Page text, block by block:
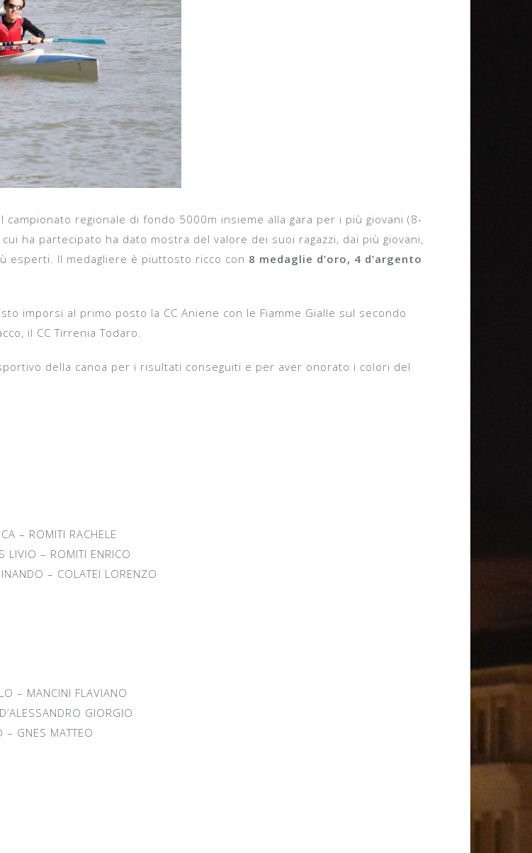
regionale di fondo 5000m insieme alla gara per i più giovani (8-
ha partecipato ha dato mostra del valore dei suoi ragazzi, dai più giovani,
esperti. Il medagliere è piuttosto ricco con 8 medaglie d’oro, 4 d’argento
imporsi al primo posto la CC Aniene con le Fiamme Gialle sul secondo
il CC Tirrenia Todaro.
della canoa per i risultati conseguiti e per aver onorato i colori del
– ROMITI RACHELE
LIVIO – ROMITI ENRICO
– COLATEI LORENZO
– MANCINI FLAVIANO
GIORGIO
– GNES MATTEO